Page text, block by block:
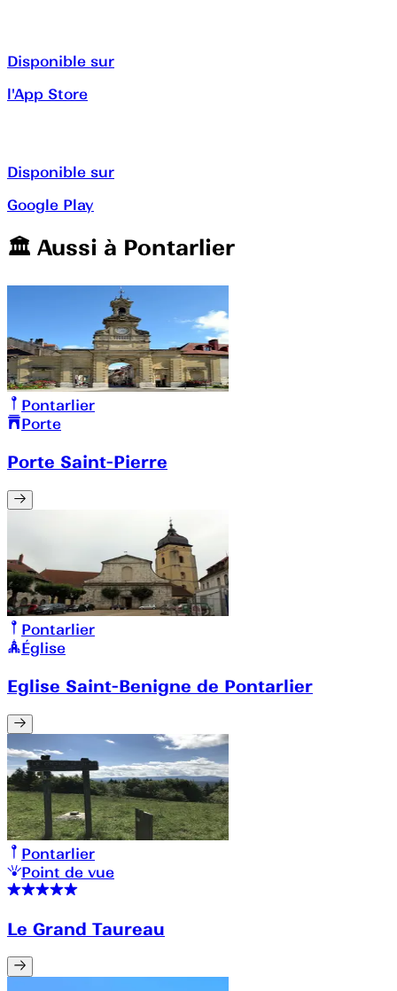
Disponible sur
l'App Store
Disponible sur
Google Play
🏛️️ Aussi à Pontarlier
Pontarlier
Porte
Porte Saint-Pierre
Pontarlier
Église
Eglise Saint-Benigne de Pontarlier
Pontarlier
Point de vue
Le Grand Taureau